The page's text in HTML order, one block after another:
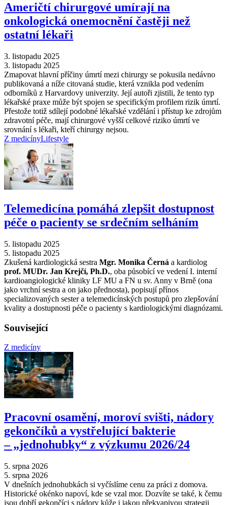
Američtí chirurgové umírají na
onkologická onemocnění častěji než
ostatní lékaři
3. listopadu 2025
3. listopadu 2025
Zmapovat hlavní příčiny úmrtí mezi chirurgy se pokusila nedávno
publikovaná a níže citovaná studie, která vznikla pod vedením
odborníků z Harvardovy univerzity. Její autoři zjistili, že tento typ
lékařské praxe může být spojen se specifickým profilem rizik úmrtí.
Přestože totiž sdílejí podobné lékařské vzdělání i přístup ke zdrojům
zdravotní péče, mají chirurgové vyšší celkové riziko úmrtí ve
srovnání s lékaři, kteří chirurgy nejsou.
Z medicínyLifestyle
Telemedicína pomáhá zlepšit dostupnost
péče o pacienty se srdečním selháním
5. listopadu 2025
5. listopadu 2025
Zkušená kardiologická sestra Mgr. Monika Černá a kardiolog
prof. MUDr. Jan Krejčí, Ph.D., oba působící ve vedení I. interní
kardioangiologické kliniky LF MU a FN u sv. Anny v Brně (ona
jako vrchní sestra a on jako přednosta), popisují přínos
specializovaných sester a telemedicínských postupů pro zlepšování
kvality a dostupnosti péče o pacienty s kardiologickými diagnózami.
Související
Z medicíny
Pracovní osamění, moroví svišti, nádory
gekončíků a vystřelující bakterie
–⁠ „jednohubky“ z výzkumu 2026/24
5. srpna 2026
5. srpna 2026
V dnešních jednohubkách si vyčíslíme cenu za práci z domova.
Historické okénko napoví, kde se vzal mor. Dozvíte se také, k čemu
jsou dobří gekončíci s nádory kůže i jakou překvapivou strategii